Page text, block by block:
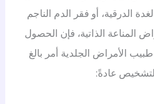
الدرقية، أو فقر الدم الناجم
الذاتية، فإن الحصول
الأمراض الجلدية أمر بالغ
عادةً: